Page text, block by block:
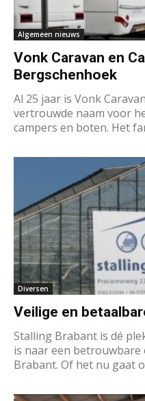
Algemeen nieuws
Vonk Caravan en
Bergschenhoek
Al 25 jaar is Vonk
vertrouwde naam voor
campers en boten. Het
Diversen
Veilige en
Stalling Brabant is dé
is naar een
Brabant. Of het nu gaat